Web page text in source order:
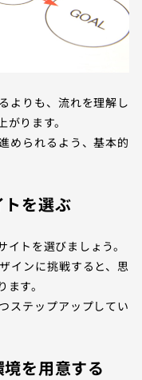
よりも、流れを理解し
ります。
められるよう、基本的
を選ぶ
トを選びましょう。
インに挑戦すると、思
す。
ステップアップしてい
を用意する